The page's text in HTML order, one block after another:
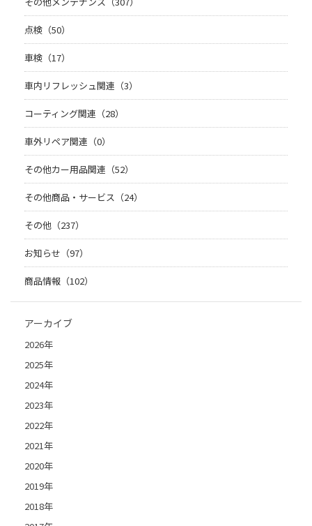
点検（50）
車検（17）
車内リフレッシュ関連（3）
コーティング関連（28）
車外リペア関連（0）
その他カー用品関連（52）
その他商品・サービス（24）
その他（237）
お知らせ（97）
商品情報（102）
アーカイブ
2026年
2025年
2024年
2023年
2022年
2021年
2020年
2019年
2018年